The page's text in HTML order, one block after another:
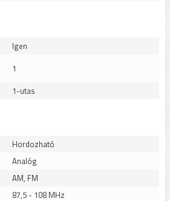
Igen
1
1-utas
Hordozható
Analóg
AM, FM
87,5 - 108 MHz